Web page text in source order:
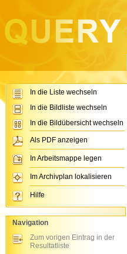
In die Liste wechseln
In die Bildliste wechseln
In die Bildübersicht wechseln
Als PDF anzeigen
In Arbeitsmappe legen
Im Archivplan lokalisieren
Hilfe
Navigation
Zum vorigen Eintrag in der
Resultatliste